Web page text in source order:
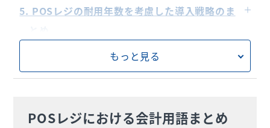
定期的なメンテナンスの重要性
5. POSレジの耐用年数を考慮した導入戦略のま
もっと見る
POSレジにおける会計用語まとめ